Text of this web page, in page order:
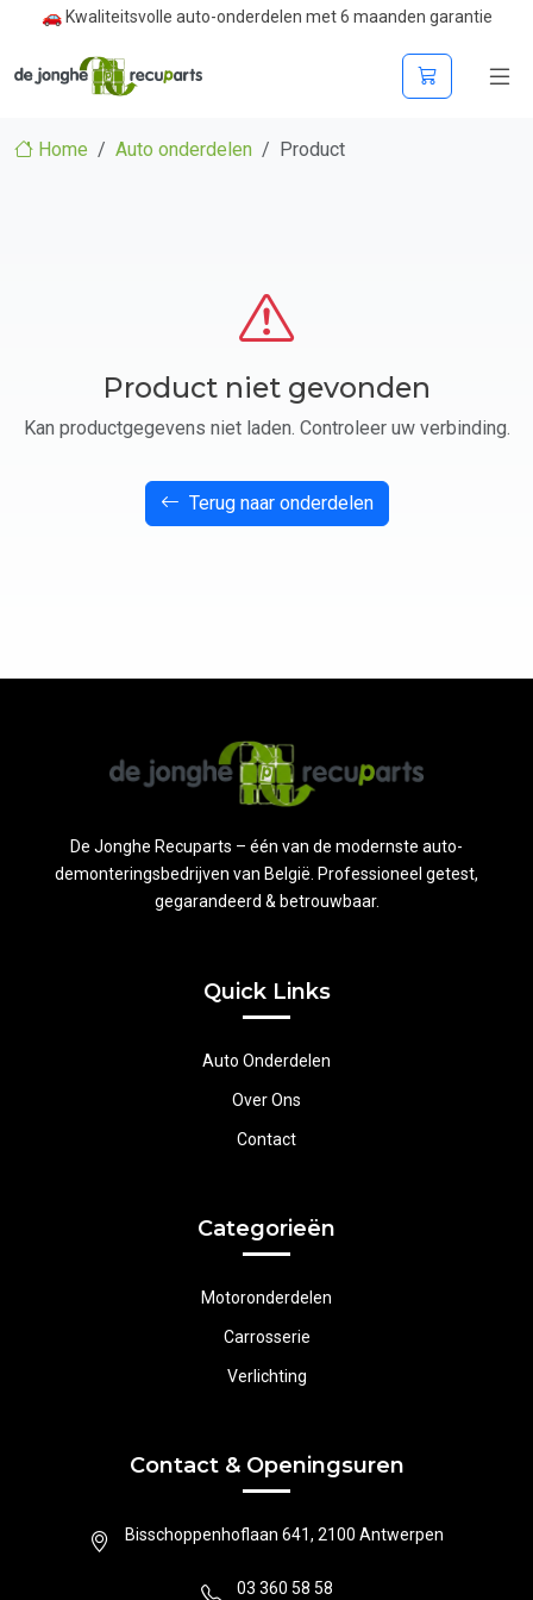
🚗 Kwaliteitsvolle auto-onderdelen met 6 maanden garantie
Home Auto onderdelen Product
Product niet gevonden
Kan productgegevens niet laden. Controleer uw verbinding.
Terug naar onderdelen
De Jonghe Recuparts – één van de modernste auto-
demonteringsbedrijven van België. Professioneel getest,
gegarandeerd & betrouwbaar.
Quick Links
Auto Onderdelen
Over Ons
Contact
Categorieën
Motoronderdelen
Carrosserie
Verlichting
Contact & Openingsuren
Bisschoppenhoflaan 641, 2100 Antwerpen
03 360 58 58